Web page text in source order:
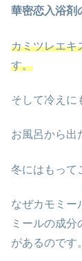
華密恋入浴剤
カミツレエキ
す。
そして冷えに
お風呂から出
冬にはもって
なぜカモミー
ミールの成分
があるのです。